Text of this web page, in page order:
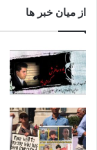
از میان خبر ها